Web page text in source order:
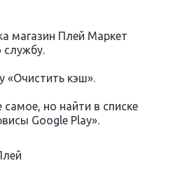
магазин Плей Маркет
службу.
«Очистить кэш».
но найти в списке
Google Play».